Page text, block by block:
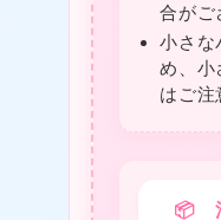
合がご
小さな
め、小
はご注
📦